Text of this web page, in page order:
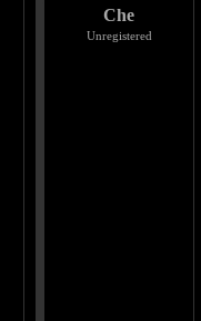
Che
Unregistered